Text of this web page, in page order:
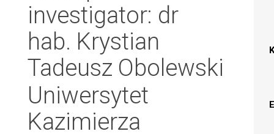
investigator: dr
hab. Krystian
Tadeusz Obolewski
Uniwersytet
Kazimierza